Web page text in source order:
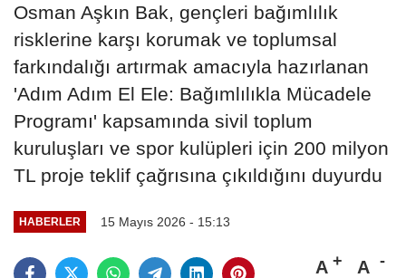
Osman Aşkın Bak, gençleri bağımlılık
risklerine karşı korumak ve toplumsal
farkındalığı artırmak amacıyla hazırlanan
'Adım Adım El Ele: Bağımlılıkla Mücadele
Programı' kapsamında sivil toplum
kuruluşları ve spor kulüpleri için 200 milyon
TL proje teklif çağrısına çıkıldığını duyurdu
HABERLER 15 Mayıs 2026 - 15:13
A A